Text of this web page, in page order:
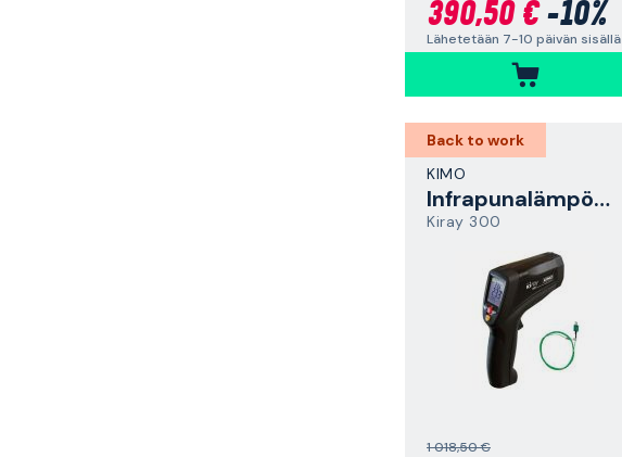
390,50 €-10%
Lähetetään 7-10 päivän sisällä
Back to work
KIMO
Infrapunalämpömittari
Kiray 300
1 018,50 €